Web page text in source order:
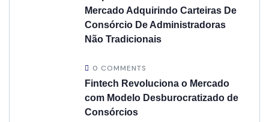
Mercado Adquirindo Carteiras De
Consórcio De Administradoras
Não Tradicionais
0 COMMENTS
Fintech Revoluciona o Mercado
com Modelo Desburocratizado de
Consórcios